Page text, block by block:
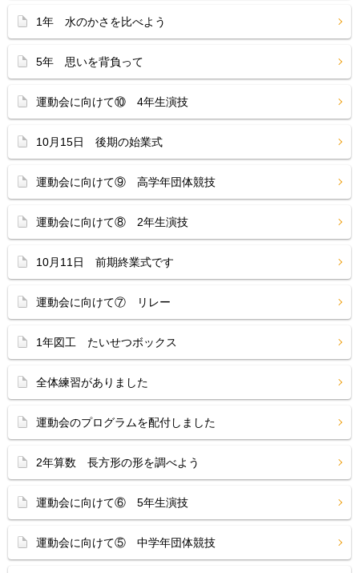
1年 水のかさを比べよう
5年 思いを背負って
運動会に向けて⑩ 4年生演技
10月15日 後期の始業式
運動会に向けて⑨ 高学年団体競技
運動会に向けて⑧ 2年生演技
10月11日 前期終業式です
運動会に向けて⑦ リレー
1年図工 たいせつボックス
全体練習がありました
運動会のプログラムを配付しました
2年算数 長方形の形を調べよう
運動会に向けて⑥ 5年生演技
運動会に向けて⑤ 中学年団体競技